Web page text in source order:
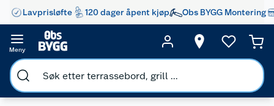
Lavprisløfte 120 dager åpent kjøp Obs BYGG Montering
Meny